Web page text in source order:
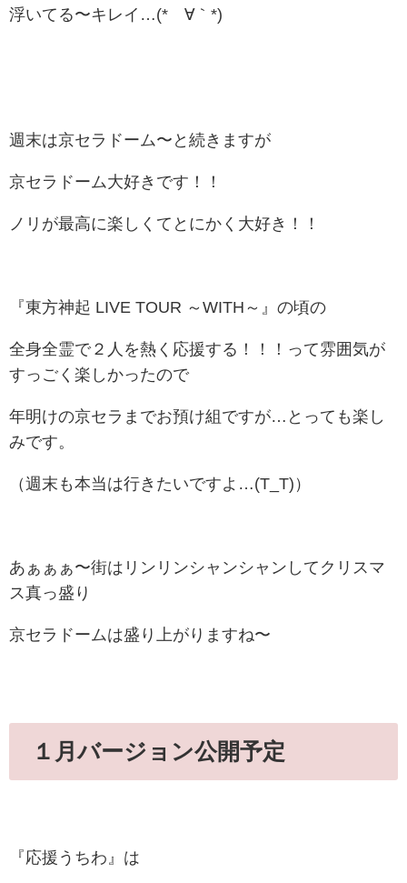
浮いてる〜キレイ…(*´∀｀*)
週末は京セラドーム〜と続きますが
京セラドーム大好きです！！
ノリが最高に楽しくてとにかく大好き！！
『東方神起 LIVE TOUR ～WITH～』の頃の
全身全霊で２人を熱く応援する！！！って雰囲気が
すっごく楽しかったので
年明けの京セラまでお預け組ですが…とっても楽し
みです。
（週末も本当は行きたいですよ…(T_T)）
あぁぁぁ〜街はリンリンシャンシャンしてクリスマ
ス真っ盛り
京セラドームは盛り上がりますね〜
１月バージョン公開予定
『応援うちわ』は